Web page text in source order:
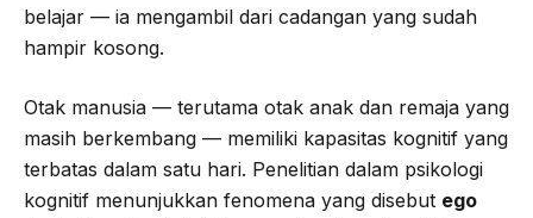
belajar — ia mengambil dari cadangan yang sudah
hampir kosong.
Otak manusia — terutama otak anak dan remaja yang
masih berkembang — memiliki kapasitas kognitif yang
terbatas dalam satu hari. Penelitian dalam psikologi
kognitif menunjukkan fenomena yang disebut ego